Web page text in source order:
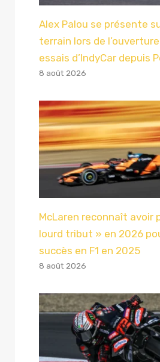
Alex Palou se présente
terrain lors de
essais d’IndyCar depuis
8 août 2026
McLaren reconnaît avoir
lourd tribut » en 2026
succès en F1 en 2025
8 août 2026